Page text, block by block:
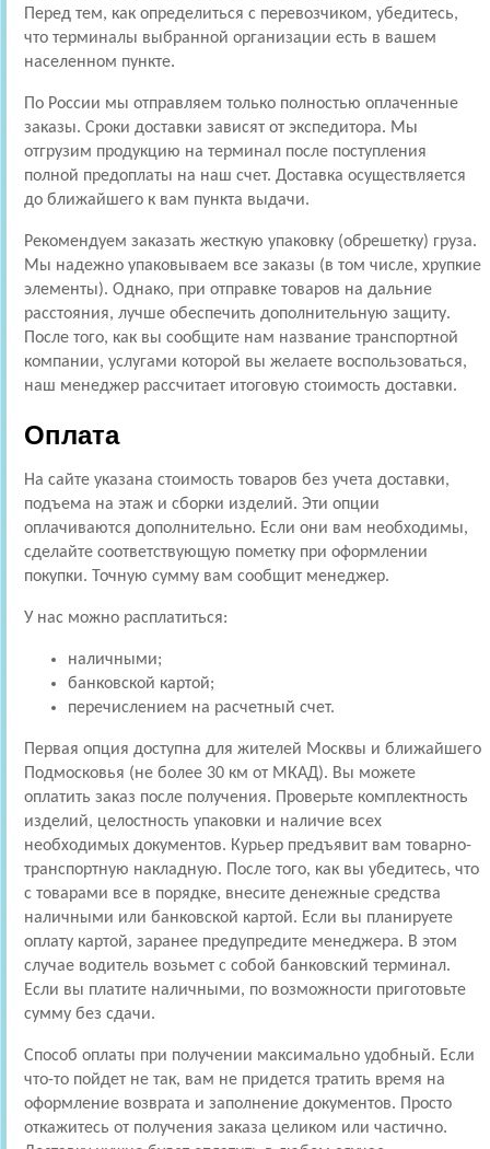
Перед тем, как определиться с перевозчиком, убедитесь,
что терминалы выбранной организации есть в вашем
населенном пункте.
По России мы отправляем только полностью оплаченные
заказы. Сроки доставки зависят от экспедитора. Мы
отгрузим продукцию на терминал после поступления
полной предоплаты на наш счет. Доставка осуществляется
до ближайшего к вам пункта выдачи.
Рекомендуем заказать жесткую упаковку (обрешетку) груза.
Мы надежно упаковываем все заказы (в том числе, хрупкие
элементы). Однако, при отправке товаров на дальние
расстояния, лучше обеспечить дополнительную защиту.
После того, как вы сообщите нам название транспортной
компании, услугами которой вы желаете воспользоваться,
наш менеджер рассчитает итоговую стоимость доставки.
Оплата
На сайте указана стоимость товаров без учета доставки,
подъема на этаж и сборки изделий. Эти опции
оплачиваются дополнительно. Если они вам необходимы,
сделайте соответствующую пометку при оформлении
покупки. Точную сумму вам сообщит менеджер.
У нас можно расплатиться:
наличными;
банковской картой;
перечислением на расчетный счет.
Первая опция доступна для жителей Москвы и ближайшего
Подмосковья (не более 30 км от МКАД). Вы можете
оплатить заказ после получения. Проверьте комплектность
изделий, целостность упаковки и наличие всех
необходимых документов. Курьер предъявит вам товарно-
транспортную накладную. После того, как вы убедитесь, что
с товарами все в порядке, внесите денежные средства
наличными или банковской картой. Если вы планируете
оплату картой, заранее предупредите менеджера. В этом
случае водитель возьмет с собой банковский терминал.
Если вы платите наличными, по возможности приготовьте
сумму без сдачи.
Способ оплаты при получении максимально удобный. Если
что-то пойдет не так, вам не придется тратить время на
оформление возврата и заполнение документов. Просто
откажитесь от получения заказа целиком или частично.